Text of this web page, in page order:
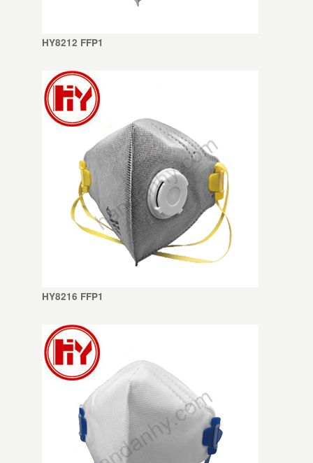
HY8212 FFP1
HY8216 FFP1